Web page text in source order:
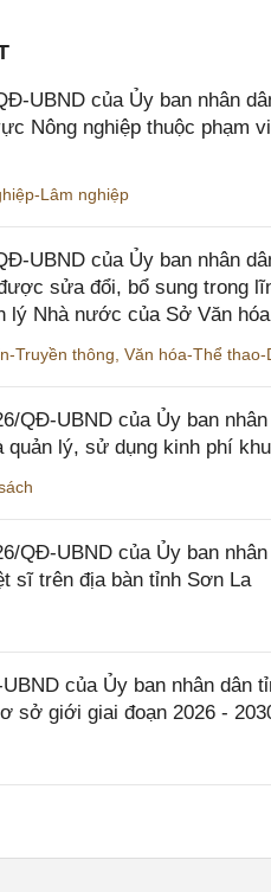
UBND của Ủy ban nhân
Nông nghiệp thuộc phạm
Lâm nghiệp
UBND của Ủy ban nhân
sửa đổi, bổ sung trong
lý Nhà nước của Sở Văn
Truyền thông Văn hóa-Thể thao-
QĐ-UBND của Ủy ban
lý, sử dụng kinh phí
QĐ-UBND của Ủy ban
sĩ trên địa bàn tỉnh Sơn La
của Ủy ban nhân
sở giới giai đoạn 2026 -